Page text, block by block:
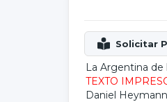
La Argentina de
TEXTO
Daniel Heymann